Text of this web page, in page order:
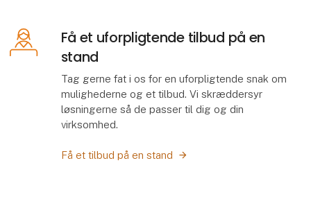
Få et uforpligtende tilbud på en
stand
Tag gerne fat i os for en uforpligtende snak om
mulighederne og et tilbud. Vi skræddersyr
løsningerne så de passer til dig og din
virksomhed.
Få et tilbud på en stand